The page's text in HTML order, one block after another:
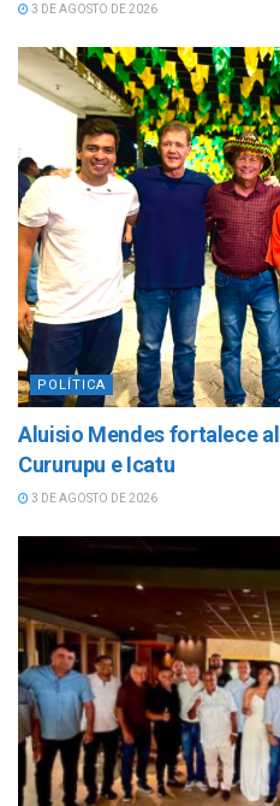
3 DE AGOSTO DE 2026
POLÍTICA
Aluisio Mendes fortalece
Cururupu e Icatu
3 DE AGOSTO DE 2026